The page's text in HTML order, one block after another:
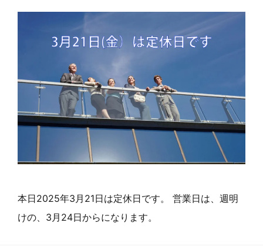
本日2025年3月21日は定休日です。 営業日は、週明
けの、3月24日からになります。